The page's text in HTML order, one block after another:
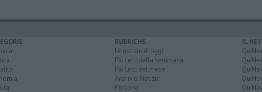
RUBRICHE
Le notizie di oggi
Più Letti della settimana
Più Letti del mese
Archivio Notizie
Persone
IL